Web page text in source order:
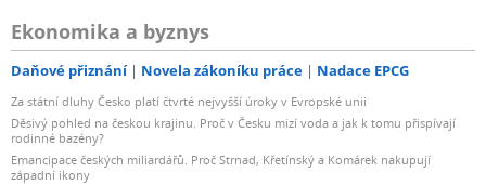
Ekonomika a byznys
Daňové přiznání Novela zákoníku práce Nadace EPCG
Za státní dluhy Česko platí čtvrté nejvyšší úroky v Evropské unii
Děsivý pohled na českou krajinu. Proč v Česku mizí voda a jak k tomu přispívají
rodinné bazény?
Emancipace českých miliardářů. Proč Strnad, Křetínský a Komárek nakupují
západní ikony